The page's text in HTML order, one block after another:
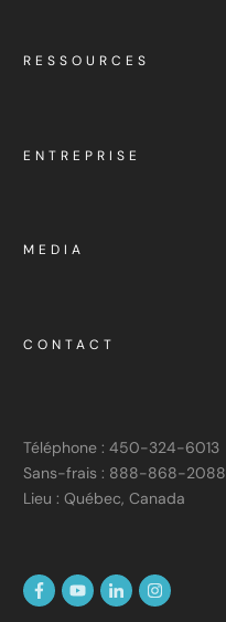
RESSOURCES
ENTREPRISE
MEDIA
CONTACT
Téléphone : 450-324-6013
Sans-frais : 888-868-2088
Lieu : Québec, Canada